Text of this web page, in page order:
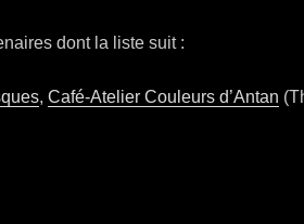
dont la liste suit :
,Café-Atelier Couleurs d’Antan